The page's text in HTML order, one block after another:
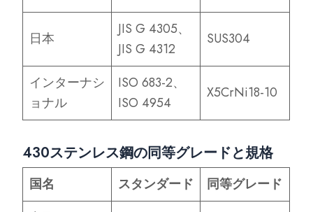
日本
JIS G 4305、
JIS G 4312
SUS304
インターナシ
ョナル
ISO 683-2、
ISO 4954
X5CrNi18-10
430ステンレス鋼の同等グレードと規格
国名 スタンダード
同等グレード